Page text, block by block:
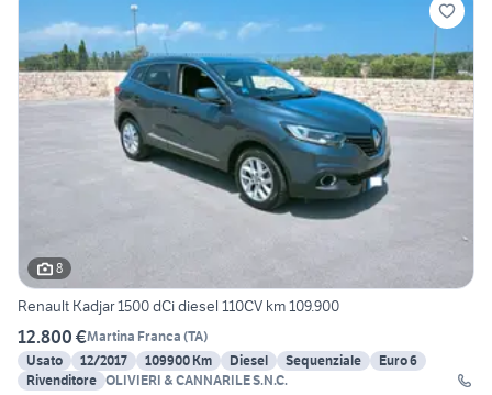
8
Renault Kadjar 1500 dCi diesel 110CV km 109.900
12.800 €Martina Franca (TA)
Usato
12/2017 109900 Km Diesel Sequenziale
Euro 6
Rivenditore OLIVIERI & CANNARILE S.N.C.